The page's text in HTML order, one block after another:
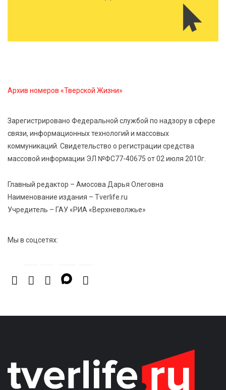
Владимира Васильева о героях СВО проходит в РГБ
ленту по мотивам басни «Карась»
6 Авг 2026 13:38 428
спортивной столицей России
Архив номеров «Тверской Жизни»
Зарегистрировано Федеральной службой по надзору в сфере
связи, информационных технологий и массовых
коммуникаций. Свидетельство о регистрации средства
массовой информации ЭЛ №ФС77-40675 от 02 июля 2010г.
Главный редактор – Амосова Дарья Олеговна
Наименование издания – Tverlife.ru
Учредитель – ГАУ «РИА «Верхневолжье»
Мы в соцсетях: